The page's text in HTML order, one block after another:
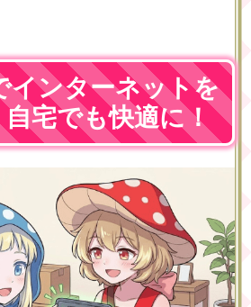
インターネットを
宅でも快適に！